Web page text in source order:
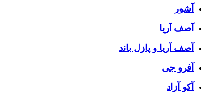
آشور
آصف آریا
آصف آریا و پازل باند
آفرو جی
آکو آزاد